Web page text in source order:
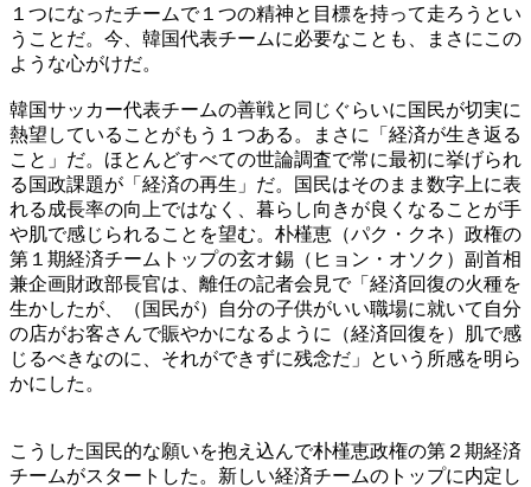
１つになったチームで１つの精神と目標を持って走ろうとい
うことだ。今、韓国代表チームに必要なことも、まさにこの
ような心がけだ。
韓国サッカー代表チームの善戦と同じぐらいに国民が切実に
熱望していることがもう１つある。まさに「経済が生き返る
こと」だ。ほとんどすべての世論調査で常に最初に挙げられ
る国政課題が「経済の再生」だ。国民はそのまま数字上に表
れる成長率の向上ではなく、暮らし向きが良くなることが手
や肌で感じられることを望む。朴槿恵（パク・クネ）政権の
第１期経済チームトップの玄オ錫（ヒョン・オソク）副首相
兼企画財政部長官は、離任の記者会見で「経済回復の火種を
生かしたが、（国民が）自分の子供がいい職場に就いて自分
の店がお客さんで賑やかになるように（経済回復を）肌で感
じるべきなのに、それができずに残念だ」という所感を明ら
かにした。
こうした国民的な願いを抱え込んで朴槿恵政権の第２期経済
チームがスタートした。新しい経済チームのトップに内定し